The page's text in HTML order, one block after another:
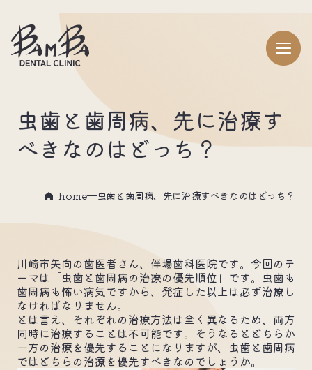
虫歯と歯周病、先に治療す
べきなのはどっち？
home 虫歯と歯周病、先に治療すべきなのはどっち？
川崎市矢向の歯医者さん、伴場歯科医院です。今回のテ
ーマは「虫歯と歯周病の治療の優先順位」です。虫歯も
歯周病も怖い病気ですから、発症した以上は必ず治療し
なければなりません。
とは言え、それぞれの治療方法は全く異なるため、両方
同時に治療することは不可能です。そうなるとどちらか
一方の治療を優先することになりますが、虫歯と歯周病
ではどちらの治療を優先すべきなのでしょうか。